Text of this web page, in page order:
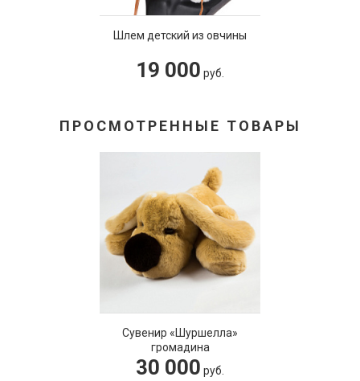
ПРОСМОТРЕННЫЕ ТОВАРЫ
Сувенир «Шуршелла»
громадина
30 000 руб.